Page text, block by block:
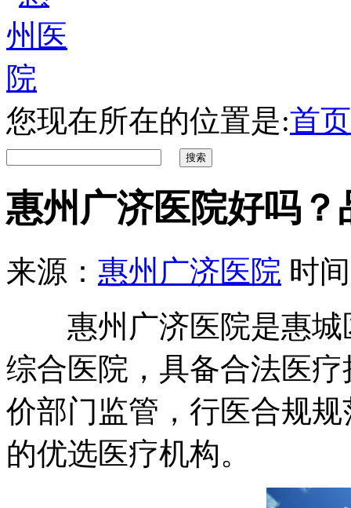
您现在所在的位置是:首页
惠州广济医院好吗
来源： 惠州广济医院 时
惠州广济医院是惠城
综合医院，具备合法医
价部门监管，行医合规
的优选医疗机构。